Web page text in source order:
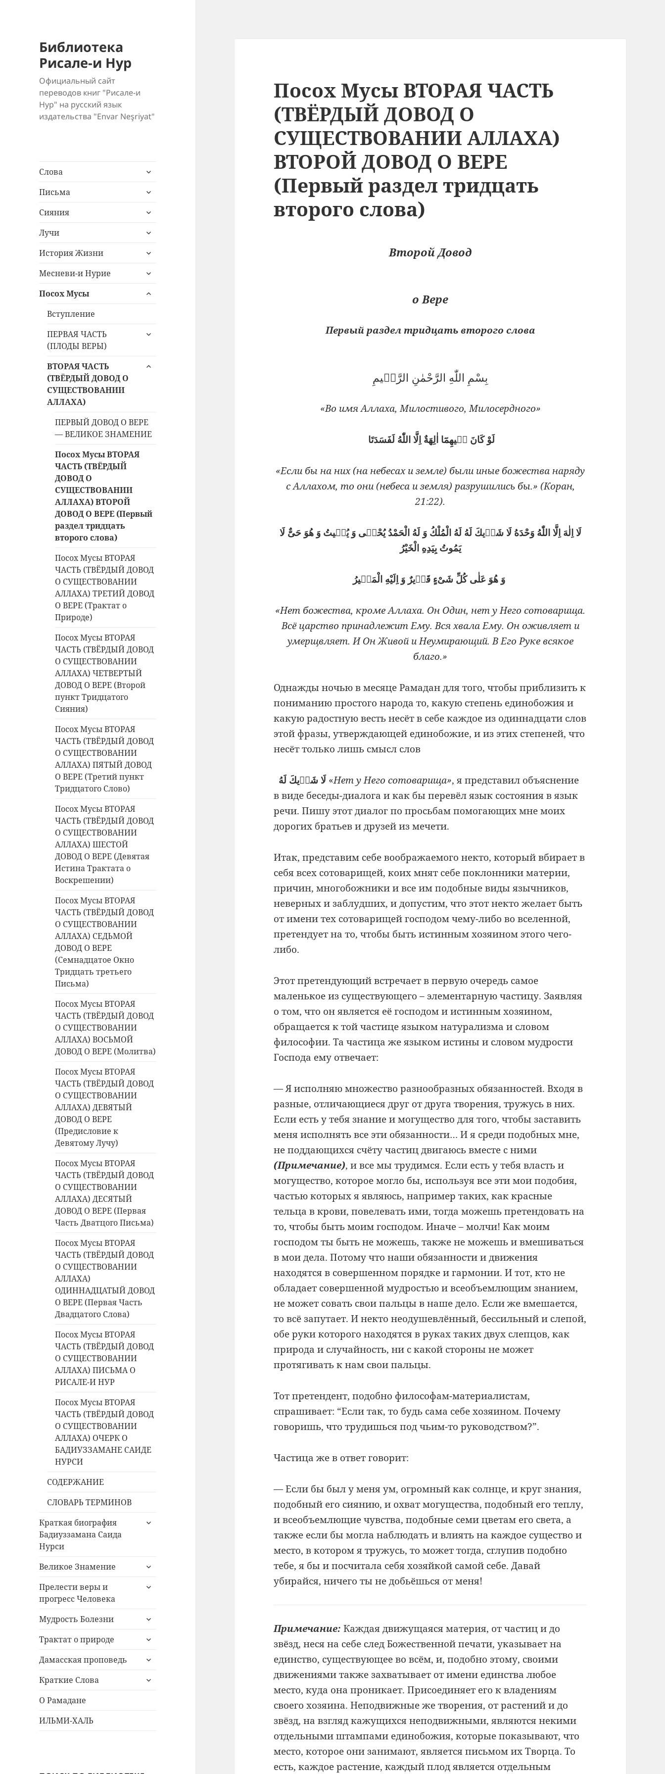
Библиотека
Рисале-и Нур
Официальный сайт
переводов книг "Рисале-и
Нур" на русский язык
издательства "Envar Neşriyat"
Слова
раскрыть
меню
Письма
раскрыть
меню
Сияния
раскрыть
меню
Лучи
раскрыть
меню
История Жизни
раскрыть
меню
Месневи-и Нурие
раскрыть
меню
Посох Мусы
раскрыть
Вступление
ПЕРВАЯ ЧАСТЬ
(ПЛОДЫ ВЕРЫ)
раскрыть
ВТОРАЯ ЧАСТЬ
(ТВЁРДЫЙ ДОВОД О
СУЩЕСТВОВАНИИ
АЛЛАХА)
раскрыть
ПЕРВЫЙ ДОВОД О ВЕРЕ
— ВЕЛИКОЕ ЗНАМЕНИЕ
Посох Мусы ВТОРАЯ
ЧАСТЬ (ТВЁРДЫЙ
ДОВОД О
СУЩЕСТВОВАНИИ
АЛЛАХА) ВТОРОЙ
ДОВОД О ВЕРЕ (Первый
раздел тридцать
второго слова)
Посох Мусы ВТОРАЯ
ЧАСТЬ (ТВЁРДЫЙ ДОВОД
О СУЩЕСТВОВАНИИ
АЛЛАХА) ТРЕТИЙ ДОВОД
О ВЕРЕ (Трактат о
Природе)
Посох Мусы ВТОРАЯ
ЧАСТЬ (ТВЁРДЫЙ ДОВОД
О СУЩЕСТВОВАНИИ
АЛЛАХА) ЧЕТВЕРТЫЙ
ДОВОД О ВЕРЕ (Второй
пункт Тридцатого
Сияния)
Посох Мусы ВТОРАЯ
ЧАСТЬ (ТВЁРДЫЙ ДОВОД
О СУЩЕСТВОВАНИИ
АЛЛАХА) ПЯТЫЙ ДОВОД
О ВЕРЕ (Третий пункт
Тридцатого Слово)
Посох Мусы ВТОРАЯ
ЧАСТЬ (ТВЁРДЫЙ ДОВОД
О СУЩЕСТВОВАНИИ
АЛЛАХА) ШЕСТОЙ
ДОВОД О ВЕРЕ (Девятая
Истина Трактата о
Воскрешении)
Посох Мусы ВТОРАЯ
ЧАСТЬ (ТВЁРДЫЙ ДОВОД
О СУЩЕСТВОВАНИИ
АЛЛАХА) СЕДЬМОЙ
ДОВОД О ВЕРЕ
(Семнадцатое Окно
Тридцать третьего
Письма)
Посох Мусы ВТОРАЯ
ЧАСТЬ (ТВЁРДЫЙ ДОВОД
О СУЩЕСТВОВАНИИ
АЛЛАХА) ВОСЬМОЙ
ДОВОД О ВЕРЕ (Молитва)
Посох Мусы ВТОРАЯ
ЧАСТЬ (ТВЁРДЫЙ ДОВОД
О СУЩЕСТВОВАНИИ
АЛЛАХА) ДЕВЯТЫЙ
ДОВОД О ВЕРЕ
(Предисловие к
Девятому Лучу)
Посох Мусы ВТОРАЯ
ЧАСТЬ (ТВЁРДЫЙ ДОВОД
О СУЩЕСТВОВАНИИ
АЛЛАХА) ДЕСЯТЫЙ
ДОВОД О ВЕРЕ (Первая
Часть Дватцого Письма)
Посох Мусы ВТОРАЯ
ЧАСТЬ (ТВЁРДЫЙ ДОВОД
О СУЩЕСТВОВАНИИ
АЛЛАХА)
ОДИННАДЦАТЫЙ ДОВОД
О ВЕРЕ (Первая Часть
Двадцатого Слова)
Посох Мусы ВТОРАЯ
ЧАСТЬ (ТВЁРДЫЙ ДОВОД
О СУЩЕСТВОВАНИИ
АЛЛАХА) ПИСЬМА О
РИСАЛЕ-И НУР
Посох Мусы ВТОРАЯ
ЧАСТЬ (ТВЁРДЫЙ ДОВОД
О СУЩЕСТВОВАНИИ
АЛЛАХА) ОЧЕРК О
БАДИУЗЗАМАНЕ САИДЕ
НУРСИ
СОДЕРЖАНИЕ
СЛОВАРЬ ТЕРМИНОВ
Краткая биография
Бадиуззамана Саида
Нурси
раскрыть
Великое Знамение
раскрыть
меню
Прелести веры и
прогресс Человека
раскрыть
Мудрость Болезни
раскрыть
меню
Трактат о природе
раскрыть
меню
Дамасская проповедь
раскрыть
меню
Краткие Слова
раскрыть
О Рамадане
ИЛЬМИ-ХАЛЬ
Посох Мусы ВТОРАЯ ЧАСТЬ
(ТВЁРДЫЙ ДОВОД О
СУЩЕСТВОВАНИИ АЛЛАХА)
ВТОРОЙ ДОВОД О ВЕРЕ
(Первый раздел тридцать
второго слова)
Второй Довод
о Вере
Первый раздел тридцать второго слова
بِسْمِ اللّٰهِ الرَّحْمٰنِ الرَّحٖيمِ
«Во имя Аллаха, Милостивого, Милосердного»
لَوْ كَانَ فٖيهِمَٓا اٰلِهَةٌ اِلَّا اللّٰهُ لَفَسَدَتَا
«Если бы на них (на небесах и земле) были иные божества наряду
с Аллахом, то они (небеса и земля) разрушились бы.» (Коран,
21:22).
لَا اِلٰهَ اِلَّا اللّٰهُ وَحْدَهُ لَا شَرٖيكَ لَهُ لَهُ الْمُلْكُ وَ لَهُ الْحَمْدُ يُحْيٖى وَ يُمٖيتُ وَ هُوَ حَىٌّ لَا
يَمُوتُ بِيَدِهِ الْخَيْرُ
«Нет божества, кроме Аллаха. Он Один, нет у Него сотоварища.
Всё царство принадлежит Ему. Вся хвала Ему. Он оживляет и
умерщвляет. И Он Живой и Неумирающий. В Его Руке всякое
благо.»
Однажды ночью в месяце Рамадан для того, чтобы приблизить к
пониманию простого народа то, какую степень единобожия и
какую радостную весть несёт в себе каждое из одиннадцати слов
этой фразы, утверждающей единобожие, и из этих степеней, что
несёт только лишь смысл слов
لَا شَرٖيكَ لَهُ«Нет у Него сотоварища»,я представил объяснение
в виде беседы-диалога и как бы перевёл язык состояния в язык
речи. Пишу этот диалог по просьбам помогающих мне моих
дорогих братьев и друзей из мечети.
Итак, представим себе воображаемого некто, который вбирает в
себя всех сотоварищей, коих мнят себе поклонники материи,
причин, многобожники и все им подобные виды язычников,
неверных и заблудших, и допустим, что этот некто желает быть
от имени тех сотоварищей господом чему-либо во вселенной,
претендует на то, чтобы быть истинным хозяином этого чего-
либо.
Этот претендующий встречает в первую очередь самое
маленькое из существующего – элементарную частицу. Заявляя
о том, что он является её господом и истинным хозяином,
обращается к той частице языком натурализма и словом
философии. Та частица же языком истины и словом мудрости
Господа ему отвечает:
— Я исполняю множество разнообразных обязанностей. Входя в
разные, отличающиеся друг от друга творения, тружусь в них.
Если есть у тебя знание и могущество для того, чтобы заставить
меня исполнять все эти обязанности… И я среди подобных мне,
не поддающихся счёту частиц двигаюсь вместе с ними
(Примечание), и все мы трудимся. Если есть у тебя власть и
могущество, которое могло бы, используя все эти мои подобия,
частью которых я являюсь, например таких, как красные
тельца в крови, повелевать ими, тогда можешь претендовать на
то, чтобы быть моим господом. Иначе – молчи! Как моим
господом ты быть не можешь, также не можешь и вмешиваться
в мои дела. Потому что наши обязанности и движения
находятся в совершенном порядке и гармонии. И тот, кто не
обладает совершенной мудростью и всеобъемлющим знанием,
не может совать свои пальцы в наше дело. Если же вмешается,
то всё запутает. И некто неодушевлённый, бессильный и слепой,
обе руки которого находятся в руках таких двух слепцов, как
природа и случайность, ни с какой стороны не может
протягивать к нам свои пальцы.
Тот претендент, подобно философам-материалистам,
спрашивает: “Если так, то будь сама себе хозяином. Почему
говоришь, что трудишься под чьим-то руководством?”.
Частица же в ответ говорит:
— Если бы был у меня ум, огромный как солнце, и круг знания,
подобный его сиянию, и охват могущества, подобный его теплу,
и всеобъемлющие чувства, подобные семи цветам его света, а
также если бы могла наблюдать и влиять на каждое существо и
место, в котором я тружусь, то может тогда, сглупив подобно
тебе, я бы и посчитала себя хозяйкой самой себе. Давай
убирайся, ничего ты не добьёшься от меня!
Примечание: Каждая движущаяся материя, от частиц и до
звёзд, неся на себе след Божественной печати, указывает на
единство, существующее во всём, и, подобно этому, своими
движениями также захватывает от имени единства любое
место, куда она проникает. Присоединяет его к владениям
своего хозяина. Неподвижные же творения, от растений и до
звёзд, на взгляд кажущихся неподвижными, являются некими
отдельными штампами единобожия, которые показывают, что
место, которое они занимают, является письмом их Творца. То
есть, каждое растение, каждый плод является отдельным